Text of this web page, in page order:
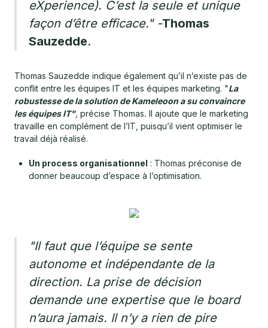
eXperience). C’est la seule et unique
façon d’être efficace." -Thomas
Sauzedde.
Thomas Sauzedde indique également qu’il n’existe pas de
conflit entre les équipes IT et les équipes marketing. "La
robustesse de la solution de Kameleoon a su convaincre
les équipes IT", précise Thomas. Il ajoute que le marketing
travaille en complément de l’IT, puisqu’il vient optimiser le
travail déjà réalisé.
Un process organisationnel : Thomas préconise de
donner beaucoup d’espace à l’optimisation.
"Il faut que l’équipe se sente
autonome et indépendante de la
direction. La prise de décision
demande une expertise que le board
n’aura jamais. Il n’y a rien de pire